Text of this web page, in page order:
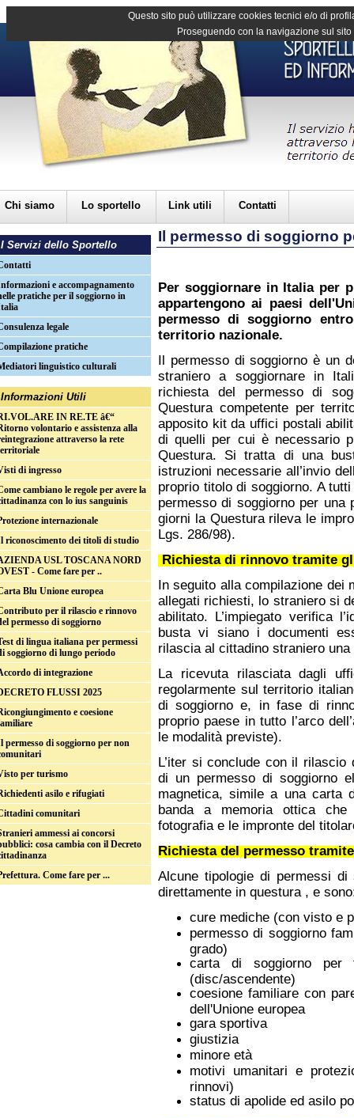
Questo sito può utilizzare cookies tecnici e/o di
Proseguendo con la navigazione sul
Chi siamo Lo sportello Link utili Contatti
I Servizi dello Sportello
e accompagnamento
pratiche per il soggiorno in
legale
pratiche
linguistico culturali
Informazioni Utili
IN RE.TE â€“
volontario e assistenza alla
attraverso la rete
di ingresso
cambiano le regole per avere la
con lo ius sanguinis
internazionale
riconoscimento dei titoli di studio
USL TOSCANA NORD
- Come fare per ..
Blu Unione europea
per il rilascio e rinnovo
permesso di soggiorno
di lingua italiana per permessi
soggiorno di lungo periodo
di integrazione
FLUSSI 2025
e coesione
permesso di soggiorno per non
per turismo
asilo e rifugiati
comunitari
ammessi ai concorsi
cosa cambia con il Decreto
Come fare per ...
Il permesso di soggiorno
Per soggiornare in Italia per
appartengono ai paesi
permesso di soggiorno
territorio nazionale.
Il permesso di soggiorno è un
straniero a soggiornare in
richiesta del permesso di
Questura competente per
apposito kit da uffici postali
di quelli per cui è necessario
Questura. Si tratta di una
istruzioni necessarie all’invio
proprio titolo di soggiorno. A
permesso di soggiorno per una
giorni la Questura rileva le
Lgs. 286/98).
Richiesta di rinnovo tramite
In seguito alla compilazione dei
allegati richiesti, lo straniero si
abilitato. L’impiegato verifica
busta vi siano i documenti
rilascia al cittadino straniero
La ricevuta rilasciata dagli
regolarmente sul territorio
di soggiorno e, in fase di
proprio paese in tutto l’arco
le modalità previste).
L’iter si conclude con il rilascio
di un permesso di soggiorno
magnetica, simile a una carta
banda a memoria ottica
fotografia e le impronte del
Richiesta del permesso
Alcune tipologie di permessi di
direttamente in questura , e
cure mediche (con visto e
permesso di soggiorno
grado)
carta di soggiorno per
(disc/ascendente)
coesione familiare con
dell'Unione europea
gara sportiva
giustizia
minore età
motivi umanitari e
rinnovi)
status di apolide ed asilo